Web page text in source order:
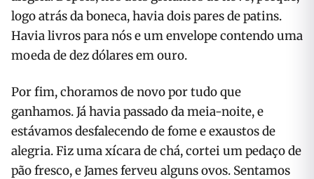
logo atrás da boneca, havia dois pares de patins.
Havia livros para nós e um envelope contendo uma
moeda de dez dólares em ouro.
Por fim, choramos de novo por tudo que
ganhamos. Já havia passado da meia-noite, e
estávamos desfalecendo de fome e exaustos de
alegria. Fiz uma xícara de chá, cortei um pedaço de
pão fresco, e James ferveu alguns ovos. Sentamos